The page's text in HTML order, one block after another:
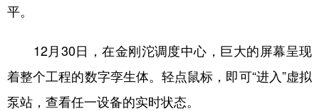
平。
12月30日，在金刚沱调度中心，巨大的屏幕呈现
着整个工程的数字孪生体。轻点鼠标，即可“进入”虚拟
泵站，查看任一设备的实时状态。